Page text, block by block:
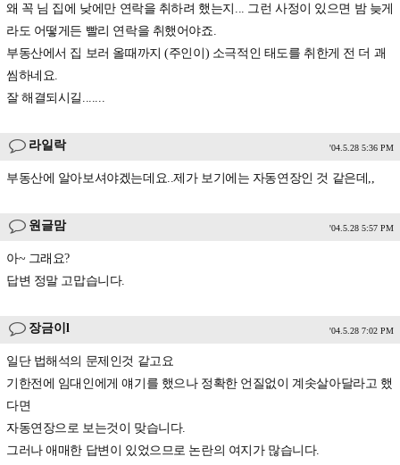
왜 꼭 님 집에 낮에만 연락을 취하려 했는지... 그런 사정이 있으면 밤 늦게
라도 어떻게든 빨리 연락을 취했어야죠.
부동산에서 집 보러 올때까지 (주인이) 소극적인 태도를 취한게 전 더 괘
씸하네요.
잘 해결되시길.......
라일락 '04.5.28 5:36 PM
부동산에 알아보셔야겠는데요..제가 보기에는 자동연장인 것 같은데,,
원글맘 '04.5.28 5:57 PM
아~ 그래요?
답변 정말 고맙습니다.
장금이l '04.5.28 7:02 PM
일단 법해석의 문제인것 같고요
기한전에 임대인에게 얘기를 했으나 정확한 언질없이 계솟살아달라고 했
다면
자동연장으로 보는것이 맞습니다.
그러나 애매한 답변이 있었으므로 논란의 여지가 많습니다.